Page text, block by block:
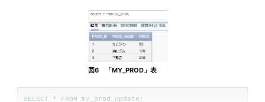
図6 「MY_PROD」表